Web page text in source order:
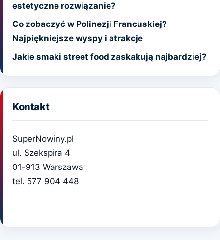
estetyczne rozwiązanie?
Co zobaczyć w Polinezji Francuskiej?
Najpiękniejsze wyspy i atrakcje
Jakie smaki street food zaskakują najbardziej?
Kontakt
SuperNowiny.pl
ul. Szekspira 4
01-913 Warszawa
tel. 577 904 448